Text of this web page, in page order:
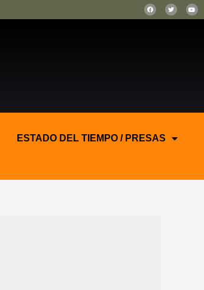
ESTADO DEL TIEMPO / PRESAS